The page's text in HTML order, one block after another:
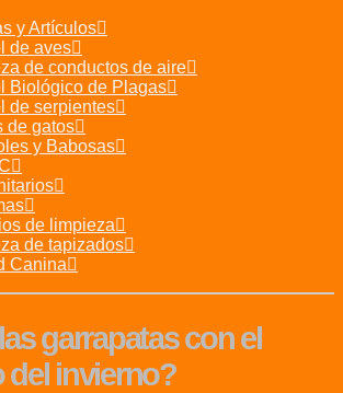
y Artículos
de aves
de conductos de aire
Biológico de Plagas
de serpientes
de gatos
y Babosas
de limpieza
de tapizados
Canina
garrapatas con el
del invierno?